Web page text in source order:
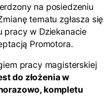
na posiedzeniu
tematu zgłasza się
pracy w Dziekanacie
Promotora.
pracy magisterskiej
do złożenia w
kompletu